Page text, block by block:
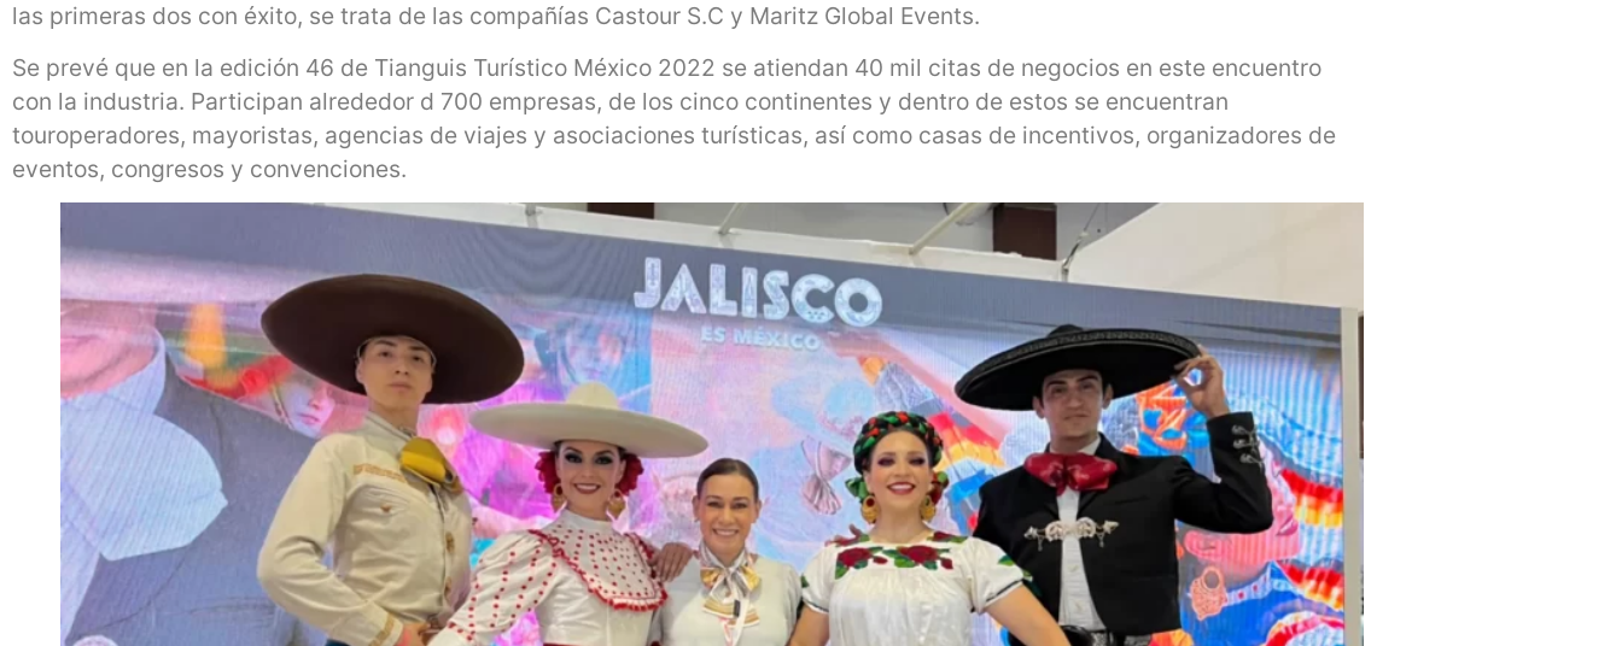
las primeras dos con éxito, se trata de las compañías Castour S.C y Maritz Global Events.
Se prevé que en la edición 46 de Tianguis Turístico México 2022 se atiendan 40 mil citas de negocios en este encuentro
con la industria. Participan alrededor d 700 empresas, de los cinco continentes y dentro de estos se encuentran
touroperadores, mayoristas, agencias de viajes y asociaciones turísticas, así como casas de incentivos, organizadores de
eventos, congresos y convenciones.